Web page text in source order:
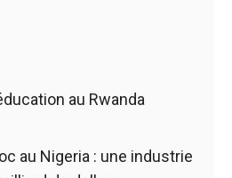
au Rwanda
au Nigeria : une industrie